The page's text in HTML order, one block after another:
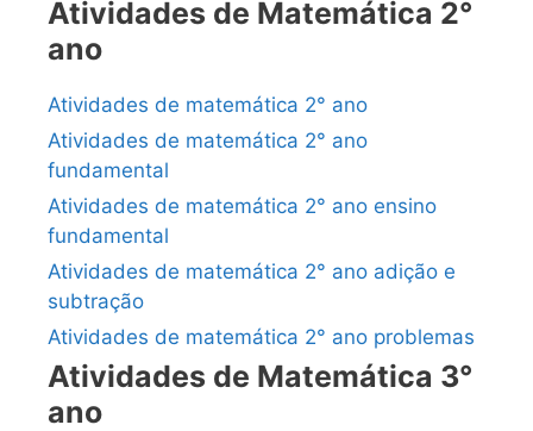
Atividades de Matemática 2°
ano
Atividades de matemática 2° ano
Atividades de matemática 2° ano
fundamental
Atividades de matemática 2° ano ensino
fundamental
Atividades de matemática 2° ano adição e
subtração
Atividades de matemática 2° ano problemas
Atividades de Matemática 3°
ano